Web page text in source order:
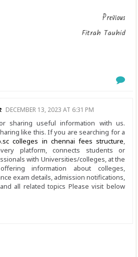
Previous
Fitrah Tauhid
DECEMBER 13, 2023 AT 6:31 PM
sharing useful information with us.
like this. If you are searching for a
colleges in chennai fees structure,
platform, connects students or
with Universities/colleges, at the
information about colleges,
exam details, admission notifications,
all related topics Please visit below